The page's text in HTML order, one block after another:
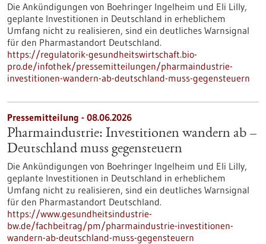
Die Ankündigungen von Boehringer Ingelheim und Eli Lilly,
geplante Investitionen in Deutschland in erheblichem
Umfang nicht zu realisieren, sind ein deutliches Warnsignal
für den Pharmastandort Deutschland.
https://regulatorik-gesundheitswirtschaft.bio-
pro.de/infothek/pressemitteilungen/pharmaindustrie-
investitionen-wandern-ab-deutschland-muss-gegensteuern
Pressemitteilung - 08.06.2026
Pharmaindustrie: Investitionen wandern ab –
Deutschland muss gegensteuern
Die Ankündigungen von Boehringer Ingelheim und Eli Lilly,
geplante Investitionen in Deutschland in erheblichem
Umfang nicht zu realisieren, sind ein deutliches Warnsignal
für den Pharmastandort Deutschland.
https://www.gesundheitsindustrie-
bw.de/fachbeitrag/pm/pharmaindustrie-investitionen-
wandern-ab-deutschland-muss-gegensteuern